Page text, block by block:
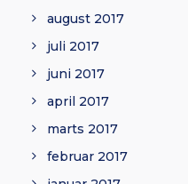
august 2017
juli 2017
juni 2017
april 2017
marts 2017
februar 2017